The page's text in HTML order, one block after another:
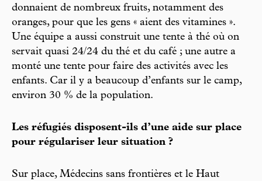
donnaient de nombreux fruits, notamment des
oranges, pour que les gens « aient des vitamines ».
Une équipe a aussi construit une tente à thé où on
servait quasi 24/24 du thé et du café ; une autre a
monté une tente pour faire des activités avec les
enfants. Car il y a beaucoup d’enfants sur le camp,
environ 30 % de la population.
Les réfugiés disposent-ils d’une aide sur place
pour régulariser leur situation ?
Sur place, Médecins sans frontières et le Haut